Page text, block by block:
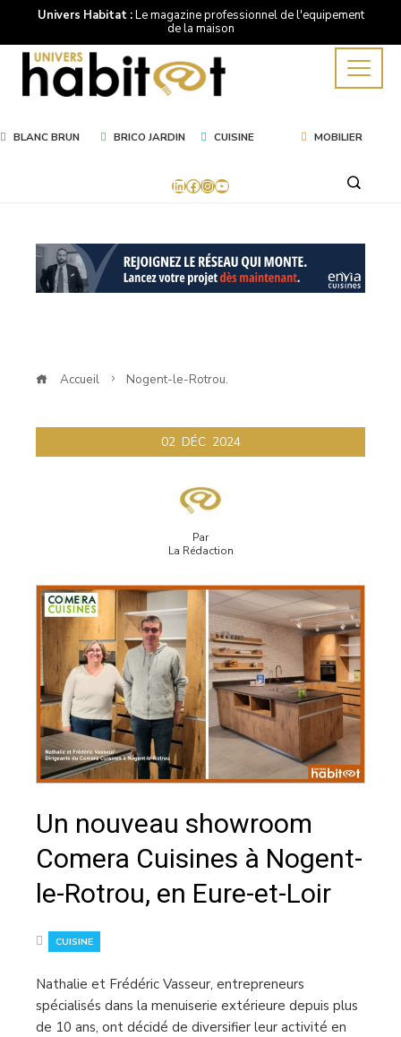
Univers Habitat :Le magazine professionnel de l'equipement
de la maison
BLANC BRUN BRICO JARDIN CUISINE MOBILIER
LinkedIn
Facebook
Instagram
YouTube
Mot
Clé
Rotrou.
Accueil Nogent-le-Rotrou.
02 DÉC 2024
Par
La Rédaction
Un nouveau showroom
Comera Cuisines à Nogent-
le-Rotrou, en Eure-et-Loir
CUISINE
Nathalie et Frédéric Vasseur, entrepreneurs
spécialisés dans la menuiserie extérieure depuis plus
de 10 ans, ont décidé de diversifier leur activité en